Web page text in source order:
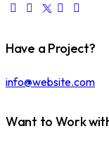
Have a Project?
info@website.com
Want to Work